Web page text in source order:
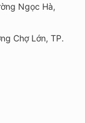
Ngọc Hà,
Chợ Lớn, TP.